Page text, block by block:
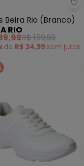
Vizzano
Beira Rio (Branco)
RIO
R$ 159,99
de R$ 34,99 sem juros